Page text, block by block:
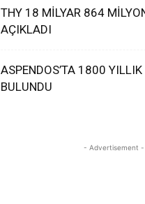
THY 18 MİLYAR 864
AÇIKLADI
ASPENDOS’TA 1800 YILLIK
BULUNDU
- Advertisement -